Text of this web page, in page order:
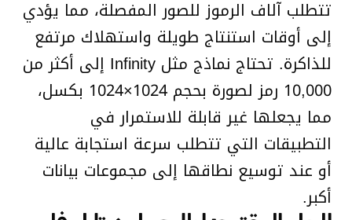
تتطلب آلاف الرموز للصور المفصلة، مما يؤدي
إلى أوقات استنتاج طويلة واستهلاك مرتفع
للذاكرة. تحتاج نماذج مثل Infinity إلى أكثر من
10,000 رمز لصورة بحجم 1024×1024 بكسل،
مما يجعلها غير قابلة للاستمرار في
التطبيقات التي تتطلب سرعة استجابة عالية
أو عند توسيع نطاقها إلى مجموعات بيانات
أكبر.